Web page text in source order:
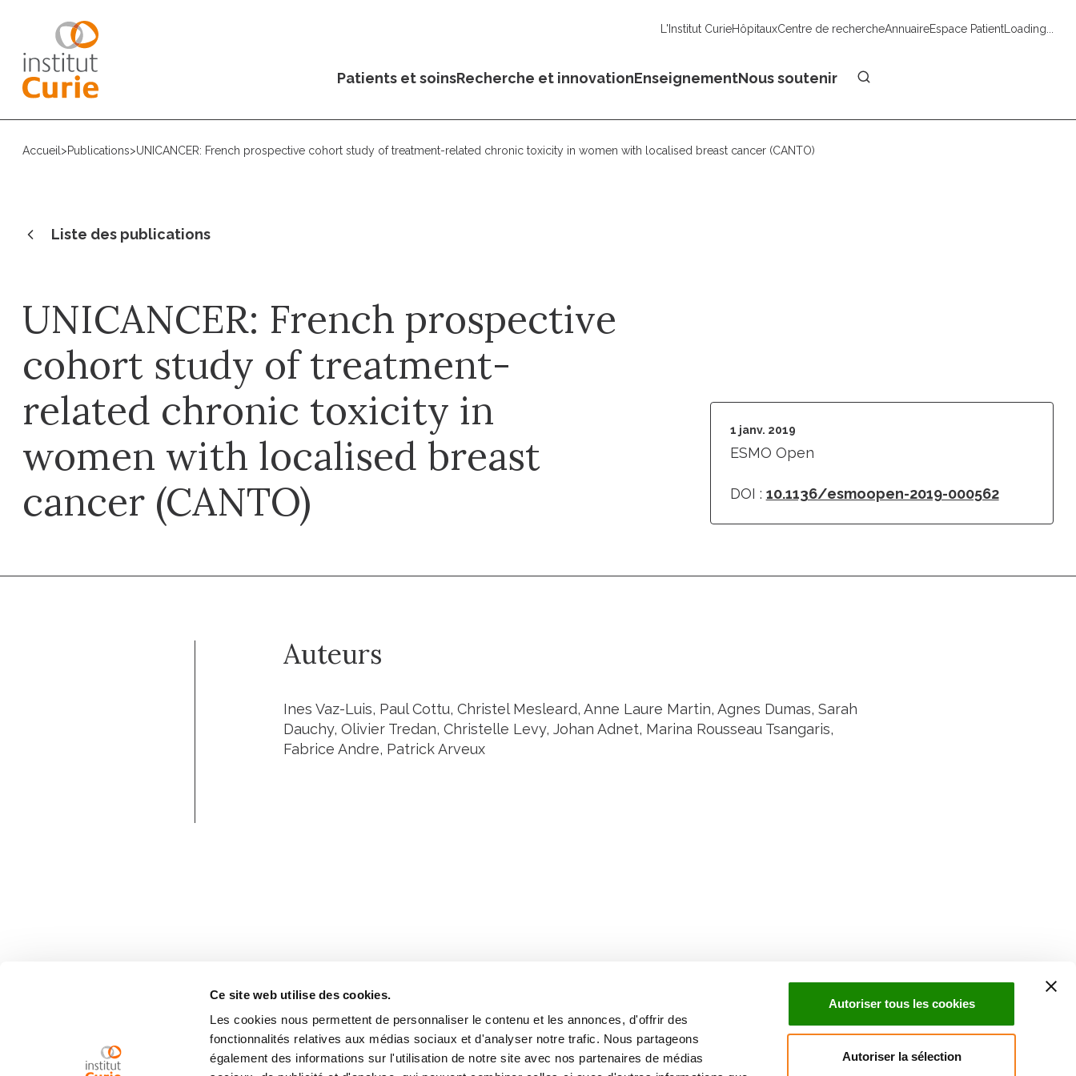
Ce site web utilise des cookies.
Les cookies nous permettent de personnaliser le contenu et les annonces, d'offrir des
fonctionnalités relatives aux médias sociaux et d'analyser notre trafic. Nous partageons
également des informations sur l'utilisation de notre site avec nos partenaires de médias
Autoriser tous les cookies
Autoriser la sélection
L'Institut CurieHôpitauxCentre de rechercheAnnuaireEspace PatientLoading...
Patients et soinsRecherche et innovationEnseignementNous soutenir
Accueil >Publications>UNICANCER: French prospective cohort study of treatment-related chronic toxicity in women with localised breast cancer (CANTO)
Liste des publications
UNICANCER: French prospective
cohort study of treatment-
related chronic toxicity in
women with localised breast
cancer (CANTO)
1 janv. 2019
ESMO Open
DOI : 10.1136/esmoopen-2019-000562
Auteurs
Ines Vaz-Luis, Paul Cottu, Christel Mesleard, Anne Laure Martin, Agnes Dumas, Sarah
Dauchy, Olivier Tredan, Christelle Levy, Johan Adnet, Marina Rousseau Tsangaris,
Fabrice Andre, Patrick Arveux
Inscrivez-vous à la newsletter